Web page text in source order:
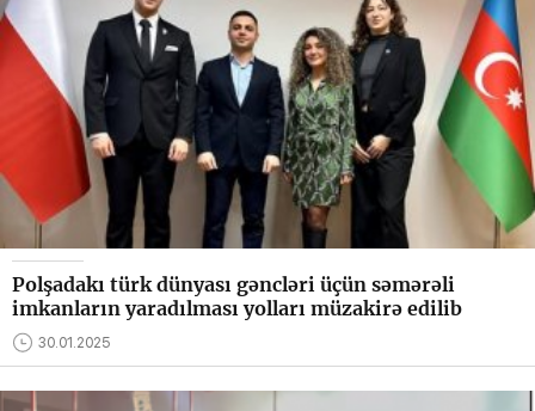
Polşadakı türk dünyası gəncləri üçün səmərəli
imkanların yaradılması yolları müzakirə edilib
30.01.2025